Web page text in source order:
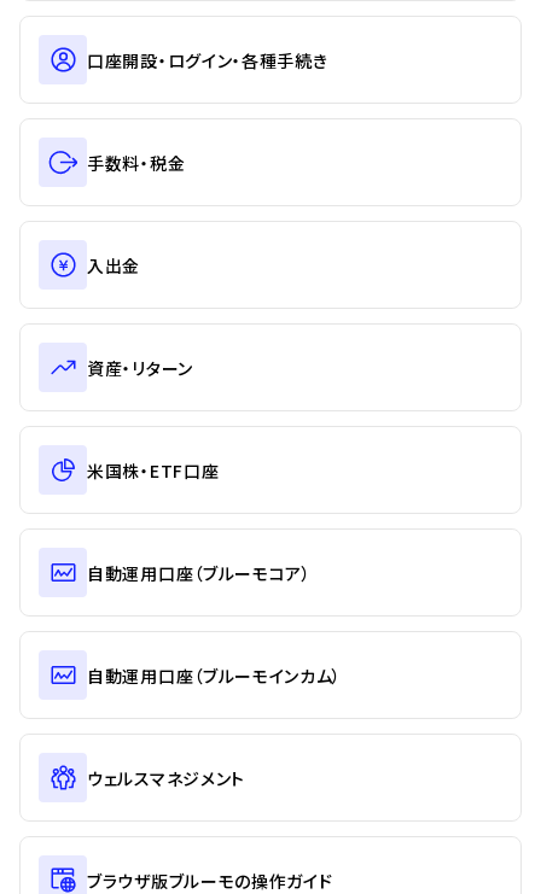
口座開設・ログイン・各種手続き
手数料・税金
入出金
資産・リターン
米国株・ETF口座
自動運用口座（ブルーモコア）
自動運用口座（ブルーモインカム）
ウェルスマネジメント
ブラウザ版ブルーモの操作ガイド